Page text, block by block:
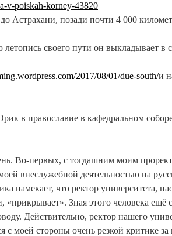
v-poiskah-korney-43820
Астрахани, позади почти 4 000
своего пути он выкладывает в
2017/08/01/due-south/и
в православие в кафедральном
Во-первых, с тогдашним моим
внеслужебной деятельностью на
намекает, что ректор университета,
Зная этого человека ещё
Действительно, ректор нашего
с моей стороны очень резкой критике